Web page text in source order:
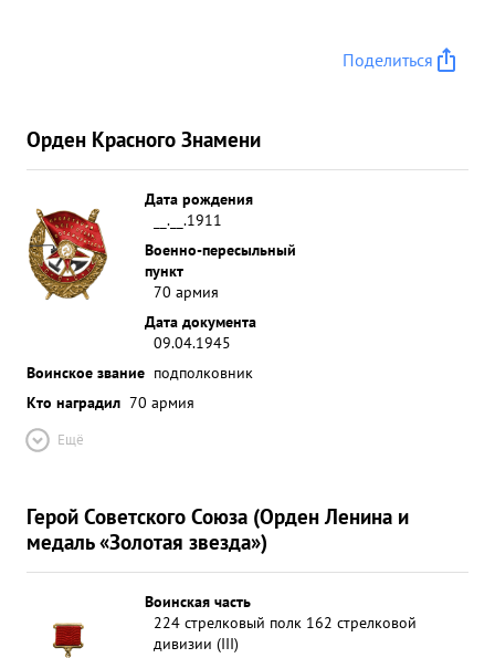
Поделиться
Орден Красного Знамени
Дата рождения
__.__.1911
Военно-пересыльный
пункт
70 армия
Дата документа
09.04.1945
Воинское звание подполковник
Кто наградил 70 армия
Ещё
Герой Советского Союза (Орден Ленина и
медаль «Золотая звезда»)
Воинская часть
224 стрелковый полк 162 стрелковой
дивизии (III)